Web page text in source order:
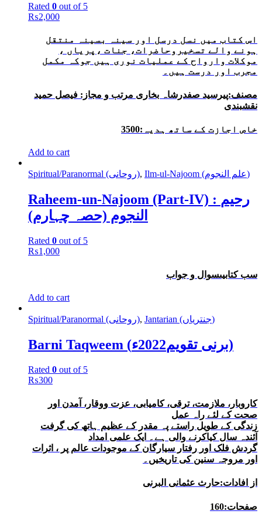
Rated 0 out of 5
₨2,000
اس کتاب میں نسل درسل اور سینہ بسینہ منتقل
ہونے والے تسخیروحاضرات، جنات ، پریاں ،
موکلات وارواح کے عملیات نوری ہیں جوکہ مکمل
مجرب اور درست ہیں۔
مصنف:پیرسید صفدرشاہ بخاری مرتب و مجاز: فیصل حمید
نقشبندی
خاص اجازت کے ساتھ ہدیہ:3500
Add to cart
Spiritual/Paranormal (روحانی), Ilm-ul-Najoom (علم النجوم)
Raheem-un-Najoom (Part-IV) : رحیم
النجوم (حصہ چہارم)
Rated 0 out of 5
₨1,000
سب کتابیںسوال و جواب
Add to cart
Spiritual/Paranormal (روحانی), Jantarian (جنتریاں)
Barni Taqweem (برنی تقویم2022ء)
Rated 0 out of 5
₨300
کاروبار، ملازمت، ترقی، کامیابی، عزت ووقار، آمدن اور
صحت کے لئے راہ عمل
زندگی کے طویل راستے پہ مقدر کے عظیم ہاتھ کی گرفت
آئندہ سال کیاکرنے والی ہے۔ ایک علمی امداد
گردش فلک اور رفتار سیارگان کے موجودات عالم پر ، اثرات
اور مروجہ سنین کی تاریخیں۔
از افادات:حارث عثمانی البرنی
صفحات:160